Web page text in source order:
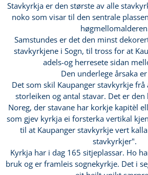
Stavkyrkja er den største av alle
noko som visar til den sentrale
Samstundes er det den minst
stavkyrkjene i Sogn, til tross for at
adels-og herresete sidan
Den underlege årsaka
Det som skil Kaupanger stavkyrkje
storleiken og antal stavar. Det er den
Noreg, der stavane har korkje kapitèl
som gjev kyrkja ei forsterka vertikal
til at Kaupanger stavkyrkje vert
stavkyrkjer".
Kyrkja har i dag 165 sitjeplassar. Ho
bruk og er framleis sognekyrkje. Det i